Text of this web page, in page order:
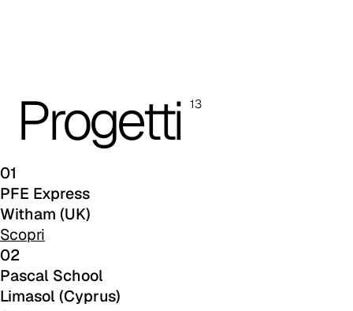
A 38F
A 36F
A 27F
A 26F
Progetti 13
01
PFE Express
Witham (UK)
Scopri
02
Pascal School
Limasol (Cyprus)